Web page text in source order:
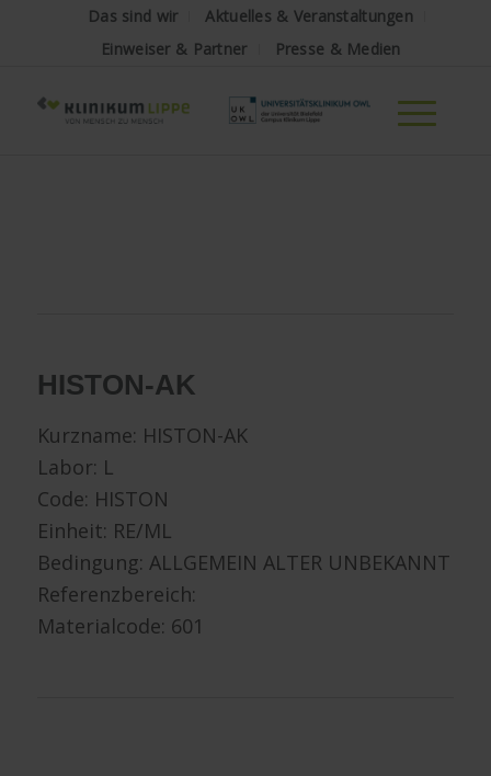
Das sind wir
Aktuelles & Veranstaltungen
Einweiser & Partner
Presse & Medien
HISTON-AK
Kurzname: HISTON-AK
Labor: L
Code: HISTON
Einheit: RE/ML
Bedingung: ALLGEMEIN ALTER UNBEKANNT
Referenzbereich:
Materialcode: 601